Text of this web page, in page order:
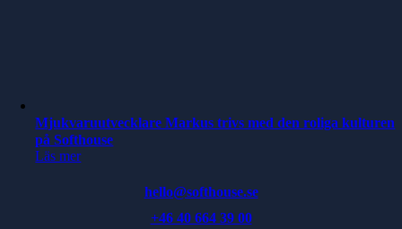
Mjukvaruutvecklare Markus trivs med den roliga kulturen
på Softhouse
Läs mer
hello@softhouse.se
+46 40 664 39 00